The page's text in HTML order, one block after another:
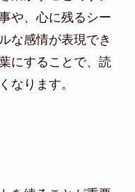
や、心に残るシー
な感情が表現でき
にすることで、読
なります。